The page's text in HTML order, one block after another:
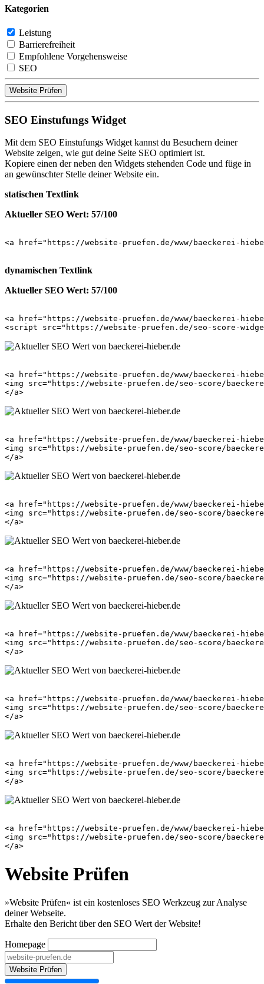
Kategorien
Leistung
Barrierefreiheit
Empfohlene Vorgehensweise
SEO
Website Prüfen
SEO Einstufungs Widget
Mit dem SEO Einstufungs Widget kannst du Besuchern deiner
Website zeigen, wie gut deine Seite SEO optimiert ist.
Kopiere einen der neben den Widgets stehenden Code und füge in
an gewünschter Stelle deiner Website ein.
statischen Textlink
Aktueller SEO Wert: 57/100
<a href="https://website-pruefen.de/www/baeckerei-
dynamischen Textlink
Aktueller SEO Wert: 57/100
<a href="https://website-pruefen.de/www/baeckerei-
<a href="https://website-pruefen.de/www/baeckerei-
<img src="https://website-pruefen.de/seo-score/
<a href="https://website-pruefen.de/www/baeckerei-
<img src="https://website-pruefen.de/seo-score/
<a href="https://website-pruefen.de/www/baeckerei-
<img src="https://website-pruefen.de/seo-score/
<a href="https://website-pruefen.de/www/baeckerei-
<img src="https://website-pruefen.de/seo-score/
<a href="https://website-pruefen.de/www/baeckerei-
<img src="https://website-pruefen.de/seo-score/
<a href="https://website-pruefen.de/www/baeckerei-
<img src="https://website-pruefen.de/seo-score/
<a href="https://website-pruefen.de/www/baeckerei-
<img src="https://website-pruefen.de/seo-score/
<a href="https://website-pruefen.de/www/baeckerei-
<img src="https://website-pruefen.de/seo-score/
Website Prüfen
»Website Prüfen« ist ein kostenloses SEO Werkzeug zur Analyse
deiner Webseite.
Erhalte den Bericht über den SEO Wert der Website!
Homepage
Website Prüfen